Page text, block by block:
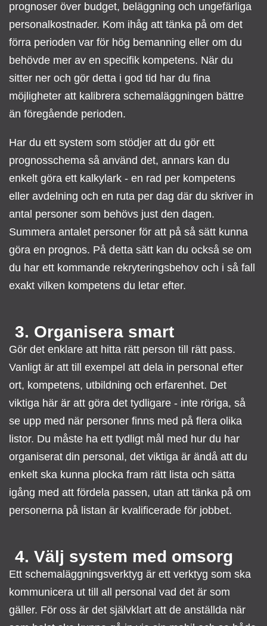
prognoser över budget, beläggning och ungefärliga
personalkostnader. Kom ihåg att tänka på om det
förra perioden var för hög bemanning eller om du
behövde mer av en specifik kompetens. När du
sitter ner och gör detta i god tid har du fina
möjligheter att kalibrera schemaläggningen bättre
än föregående perioden.
Har du ett system som stödjer att du gör ett
prognosschema så använd det, annars kan du
enkelt göra ett kalkylark - en rad per kompetens
eller avdelning och en ruta per dag där du skriver in
antal personer som behövs just den dagen.
Summera antalet personer för att på så sätt kunna
göra en prognos. På detta sätt kan du också se om
du har ett kommande rekryteringsbehov och i så fall
exakt vilken kompetens du letar efter.
3. Organisera smart
Gör det enklare att hitta rätt person till rätt pass.
Vanligt är att till exempel att dela in personal efter
ort, kompetens, utbildning och erfarenhet. Det
viktiga här är att göra det tydligare - inte röriga, så
se upp med när personer finns med på flera olika
listor. Du måste ha ett tydligt mål med hur du har
organiserat din personal, det viktiga är ändå att du
enkelt ska kunna plocka fram rätt lista och sätta
igång med att fördela passen, utan att tänka på om
personerna på listan är kvalificerade för jobbet.
4. Välj system med omsorg
Ett schemaläggningsverktyg är ett verktyg som ska
kommunicera ut till all personal vad det är som
gäller. För oss är det självklart att de anställda när